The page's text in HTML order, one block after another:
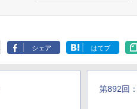
シェア はてブ
第892回